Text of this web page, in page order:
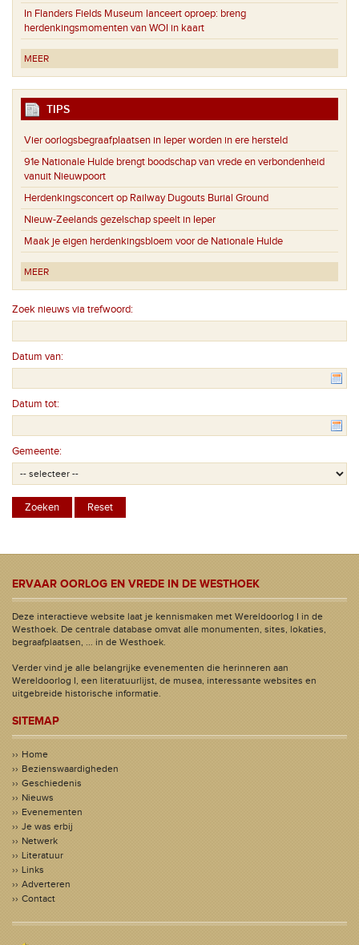
In Flanders Fields Museum lanceert oproep: breng
herdenkingsmomenten van WOI in kaart
MEER
TIPS
Vier oorlogsbegraafplaatsen in Ieper worden in ere hersteld
91e Nationale Hulde brengt boodschap van vrede en verbondenheid
vanuit Nieuwpoort
Herdenkingsconcert op Railway Dugouts Burial Ground
Nieuw-Zeelands gezelschap speelt in Ieper
Maak je eigen herdenkingsbloem voor de Nationale Hulde
MEER
Zoek nieuws via trefwoord:
Datum van:
Datum tot:
Gemeente:
ERVAAR OORLOG EN VREDE IN DE WESTHOEK
Deze interactieve website laat je kennismaken met Wereldoorlog I in de
Westhoek. De centrale database omvat alle monumenten, sites, lokaties,
begraafplaatsen, ... in de Westhoek.
Verder vind je alle belangrijke evenementen die herinneren aan
Wereldoorlog I, een literatuurlijst, de musea, interessante websites en
uitgebreide historische informatie.
SITEMAP
Home
Bezienswaardigheden
Geschiedenis
Nieuws
Evenementen
Je was erbij
Netwerk
Literatuur
Links
Adverteren
Contact